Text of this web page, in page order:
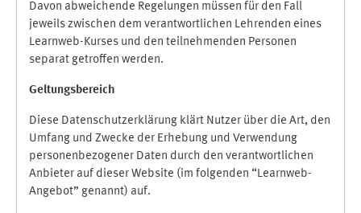
Davon abweichende Regelungen müssen für den Fall
jeweils zwischen dem verantwortlichen Lehrenden eines
Learnweb-Kurses und den teilnehmenden Personen
separat getroffen werden.
Geltungsbereich
Diese Datenschutzerklärung klärt Nutzer über die Art, den
Umfang und Zwecke der Erhebung und Verwendung
personenbezogener Daten durch den verantwortlichen
Anbieter auf dieser Website (im folgenden “Learnweb-
Angebot” genannt) auf.